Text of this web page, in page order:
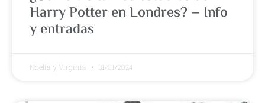
Harry Potter en Londres? – Info
y entradas
Noelia y Virginia 31/01/2024